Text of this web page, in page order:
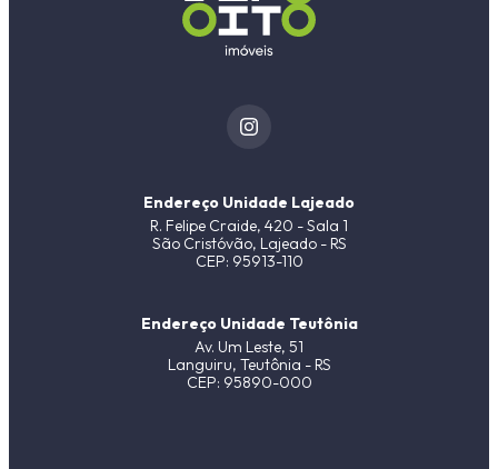
Endereço Unidade Lajeado
R. Felipe Craide, 420 - Sala 1
São Cristóvão, Lajeado - RS
CEP: 95913-110
Endereço Unidade Teutônia
Av. Um Leste, 51
Languiru, Teutônia - RS
CEP: 95890-000